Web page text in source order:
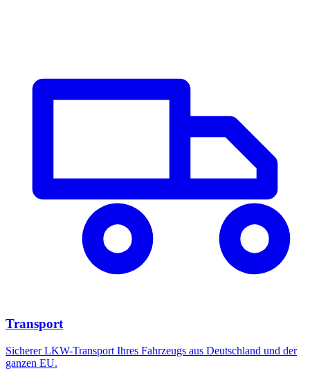
Transport
Sicherer LKW-Transport Ihres Fahrzeugs aus Deutschland und der
ganzen EU.